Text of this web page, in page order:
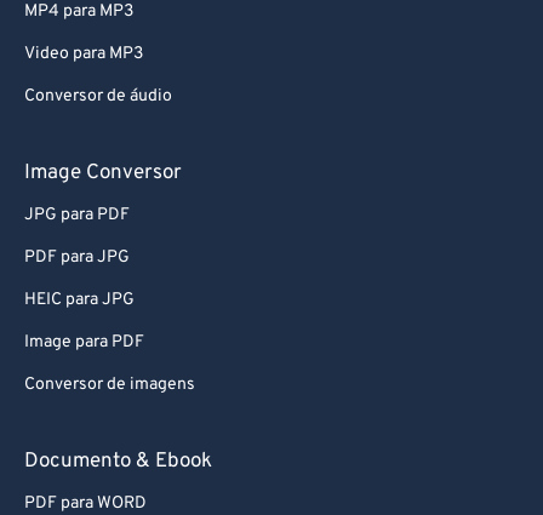
MP4 para MP3
Video para MP3
Conversor de áudio
Image Conversor
JPG para PDF
PDF para JPG
HEIC para JPG
Image para PDF
Conversor de imagens
Documento & Ebook
PDF para WORD